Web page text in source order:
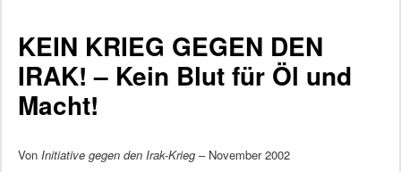
KEIN KRIEG GEGEN DEN
IRAK! – Kein Blut für Öl und
Macht!
Von Initiative gegen den Irak-Krieg– November 2002